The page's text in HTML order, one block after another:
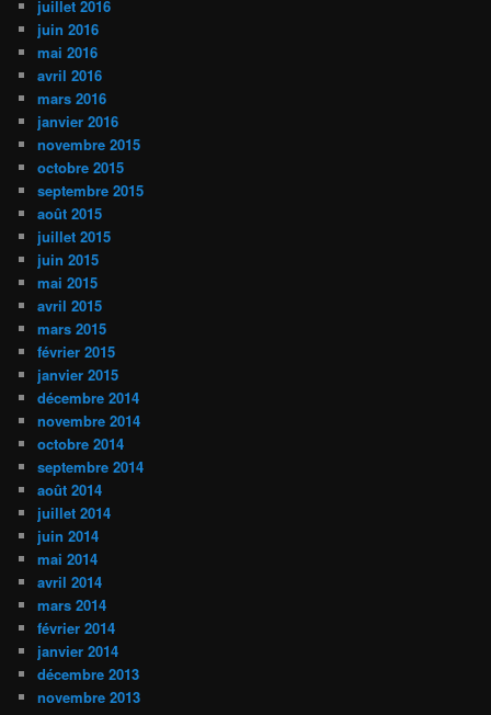
juillet 2016
juin 2016
mai 2016
avril 2016
mars 2016
janvier 2016
novembre 2015
octobre 2015
septembre 2015
août 2015
juillet 2015
juin 2015
mai 2015
avril 2015
mars 2015
février 2015
janvier 2015
décembre 2014
novembre 2014
octobre 2014
septembre 2014
août 2014
juillet 2014
juin 2014
mai 2014
avril 2014
mars 2014
février 2014
janvier 2014
décembre 2013
novembre 2013